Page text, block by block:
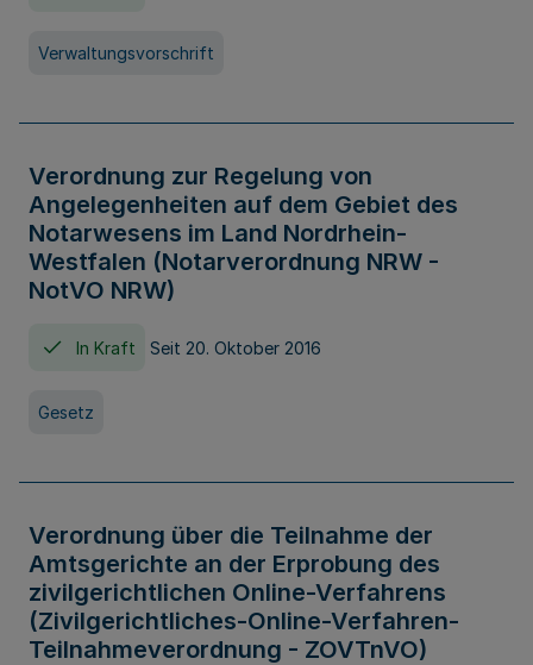
Verwaltungsvorschrift
Verordnung zur Regelung von
Angelegenheiten auf dem Gebiet des
Notarwesens im Land Nordrhein-
Westfalen (Notarverordnung NRW -
NotVO NRW)
In Kraft Seit 20. Oktober 2016
Gesetz
Verordnung über die Teilnahme der
Amtsgerichte an der Erprobung des
zivilgerichtlichen Online-Verfahrens
(Zivilgerichtliches-Online-Verfahren-
Teilnahmeverordnung - ZOVTnVO)